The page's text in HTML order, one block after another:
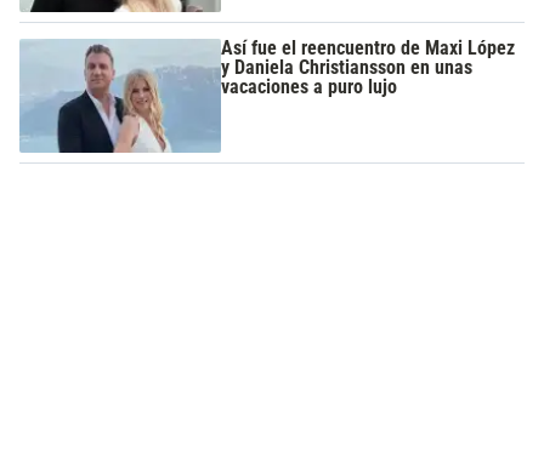
Así fue el reencuentro de Maxi López
y Daniela Christiansson en unas
vacaciones a puro lujo